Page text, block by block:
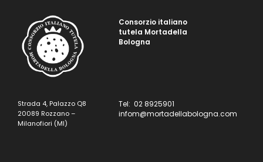
Consorzio italiano
tutela Mortadella
Bologna
Strada 4, Palazzo Q8
20089 Rozzano –
Milanofiori (MI)
Tel: 02 8925901
infom@mortadellabologna.com